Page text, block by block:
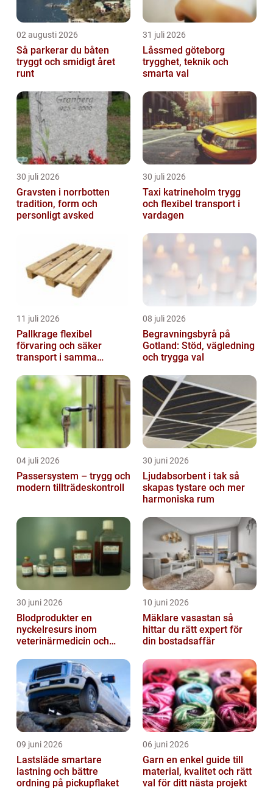
02 augusti 2026
Så parkerar du båten
tryggt och smidigt året
runt
31 juli 2026
Låssmed göteborg
trygghet, teknik och
smarta val
30 juli 2026
Gravsten i norrbotten
tradition, form och
personligt avsked
30 juli 2026
Taxi katrineholm trygg
och flexibel transport i
vardagen
11 juli 2026
Pallkrage flexibel
förvaring och säker
transport i samma
08 juli 2026
Begravningsbyrå på
Gotland: Stöd, vägledning
och trygga val
04 juli 2026
Passersystem – trygg och
modern tillträdeskontroll
30 juni 2026
Ljudabsorbent i tak så
skapas tystare och mer
harmoniska rum
30 juni 2026
Blodprodukter en
nyckelresurs inom
veterinärmedicin och
10 juni 2026
Mäklare vasastan så
hittar du rätt expert för
din bostadsaffär
09 juni 2026
Lastsläde smartare
lastning och bättre
ordning på pickupflaket
06 juni 2026
Garn en enkel guide till
material, kvalitet och rätt
val för ditt nästa projekt